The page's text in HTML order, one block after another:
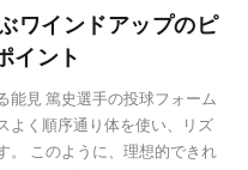
ワインドアップのピ
イント
能見 篤史選手の投球フォーム
よく順序通り体を使い、リズ
。 このように、理想的できれ